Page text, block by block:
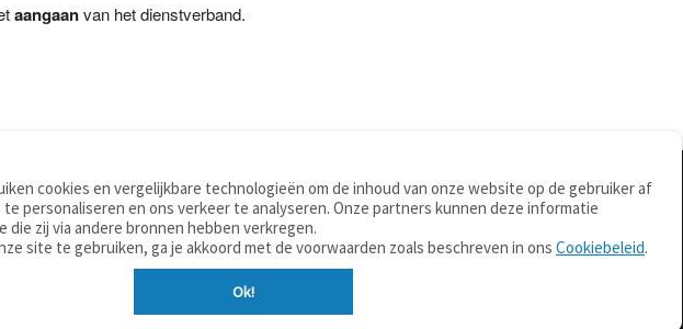
aangaanvan het dienstverband.
TOOLS
Apps
Mobiel
Tools & widgets
WOORDENBOEKEN
Nederlands - Engels
Nederlands - Duits
Nederlands - Spaans
cookies en vergelijkbare technologieën om de inhoud van onze website op de gebruiker af
personaliseren en ons verkeer te analyseren. Onze partners kunnen deze informatie
zij via andere bronnen hebben verkregen.
site te gebruiken, ga je akkoord met de voorwaarden zoals beschreven in ons Cookiebeleid.
Ok!